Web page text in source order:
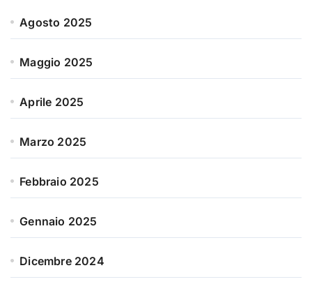
Agosto 2025
Maggio 2025
Aprile 2025
Marzo 2025
Febbraio 2025
Gennaio 2025
Dicembre 2024